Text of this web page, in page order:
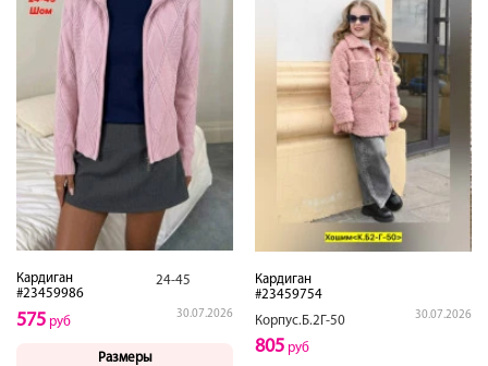
Кардиган
#23459986
24-45
30.07.2026
575 руб
Размеры
Кардиган
#23459754
Корпус.Б.2Г-50
30.07.2026
805 руб